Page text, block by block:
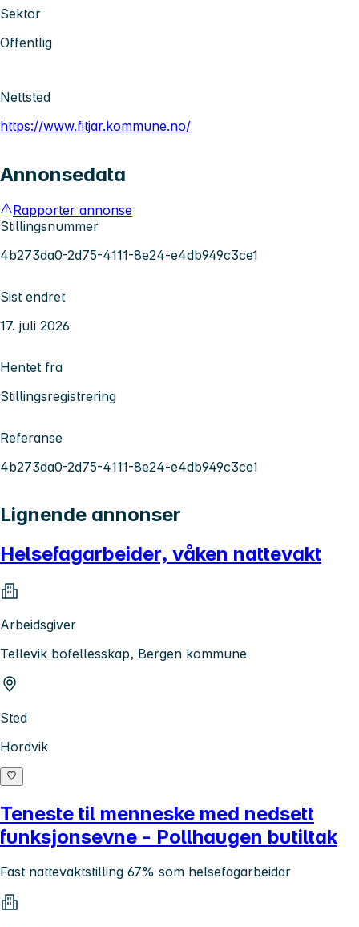
Sektor
Offentlig
Nettsted
https://www.fitjar.kommune.no/
Annonsedata
Rapporter annonse
Stillingsnummer
4b273da0-2d75-4111-8e24-e4db949c3ce1
Sist endret
17. juli 2026
Hentet fra
Stillingsregistrering
Referanse
4b273da0-2d75-4111-8e24-e4db949c3ce1
Lignende annonser
Helsefagarbeider, våken nattevakt
Arbeidsgiver
Tellevik bofellesskap, Bergen kommune
Sted
Hordvik
Teneste til menneske med nedsett
funksjonsevne - Pollhaugen butiltak
Fast nattevaktstilling 67% som helsefagarbeidar